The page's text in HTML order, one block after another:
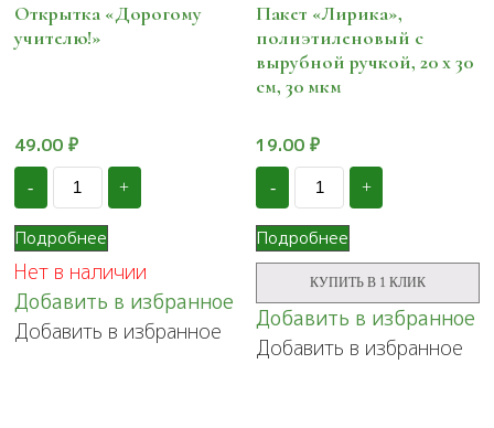
Открытка «Дорогому
учителю!»
49.00 ₽
- Количество
Открытка
"Дорогому
учителю!"
+
Подробнее
Нет в наличии
Добавить в избранное
Добавить в избранное
Пакет «Лирика»,
полиэтиленовый с
вырубной ручкой, 20 х 30
см, 30 мкм
19.00₽
- Количество
Пакет
"Лирика",
полиэтиленовый
с
вырубной
ручкой,
20
х
30
+
Подробнее
КУПИТЬ В 1 КЛИК
Добавить в избранное
Добавить в избранное